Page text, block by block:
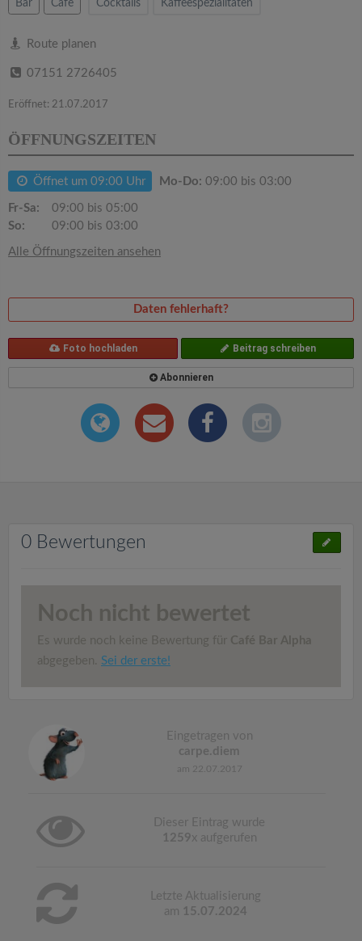
Bar Cafe Cocktails Kaffeespezialitäten
Route planen
07151 2726405
Eröffnet: 21.07.2017
ÖFFNUNGSZEITEN
Öffnet um 09:00 Uhr Mo-Do: 09:00 bis 03:00
Fr-Sa:
09:00 bis 05:00
So:
09:00 bis 03:00
Alle Öffnungszeiten ansehen
Daten fehlerhaft?
Foto hochladen Beitrag schreiben
Abonnieren
0 Bewertungen
Noch nicht bewertet
Es wurde noch keine Bewertung für Café Bar Alpha
abgegeben. Sei der erste!
Eingetragen von
carpe.diem
am 22.07.2017
Dieser Eintrag wurde
1259x aufgerufen
Letzte Aktualisierung
am 15.07.2024
i
t
i
o
n